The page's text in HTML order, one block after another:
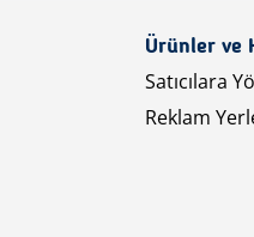
Ürünler ve
Satıcılara
Reklam